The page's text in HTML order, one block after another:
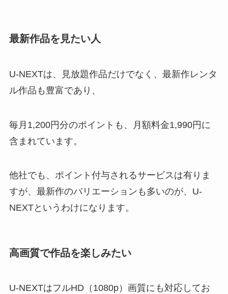
最新作品を見たい人
U-NEXTは、見放題作品だけでなく、最新作レンタ
ル作品も豊富であり、
毎月1,200円分のポイントも、月額料金1,990円に
含まれています。
他社でも、ポイント付与されるサービスは有りま
すが、最新作のバリエーションも多いのが、U-
NEXTというわけになります。
高画質で作品を楽しみたい
U-NEXTはフルHD（1080p）画質にも対応してお